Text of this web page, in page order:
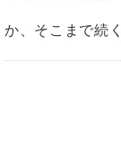
か、そこまで続